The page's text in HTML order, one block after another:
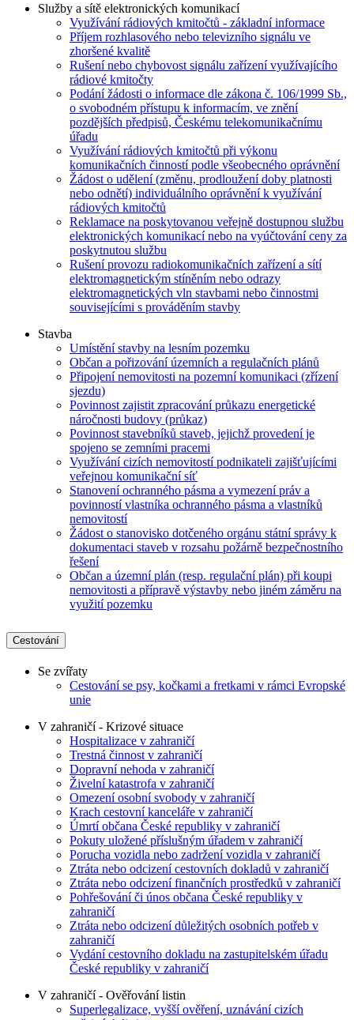
Služby a sítě elektronických komunikací
Využívání rádiových kmitočtů - základní informace
Příjem rozhlasového nebo televizního signálu ve
zhoršené kvalitě
Rušení nebo chybovost signálu zařízení využívajícího
rádiové kmitočty
Podání žádosti o informace dle zákona č. 106/1999 Sb.,
o svobodném přístupu k informacím, ve znění
pozdějších předpisů, Českému telekomunikačnímu
úřadu
Využívání rádiových kmitočtů při výkonu
komunikačních činností podle všeobecného oprávnění
Žádost o udělení (změnu, prodloužení doby platnosti
nebo odnětí) individuálního oprávnění k využívání
rádiových kmitočtů
Reklamace na poskytovanou veřejně dostupnou službu
elektronických komunikací nebo na vyúčtování ceny za
poskytnutou službu
Rušení provozu radiokomunikačních zařízení a sítí
elektromagnetickým stíněním nebo odrazy
elektromagnetických vln stavbami nebo činnostmi
souvisejícími s prováděním stavby
Stavba
Umístění stavby na lesním pozemku
Občan a pořizování územních a regulačních plánů
Připojení nemovitosti na pozemní komunikaci (zřízení
sjezdu)
Povinnost zajistit zpracování průkazu energetické
náročnosti budovy (průkaz)
Povinnost stavebníků staveb, jejichž provedení je
spojeno se zemními pracemi
Využívání cizích nemovitostí podnikateli zajišťujícími
veřejnou komunikační síť
Stanovení ochranného pásma a vymezení práv a
povinností vlastníka ochranného pásma a vlastníků
nemovitostí
Žádost o stanovisko dotčeného orgánu státní správy k
dokumentaci staveb v rozsahu požárně bezpečnostního
řešení
Občan a územní plán (resp. regulační plán) při koupi
nemovitosti a přípravě výstavby nebo jiném záměru na
využití pozemku
Cestování
Se zvířaty
Cestování se psy, kočkami a fretkami v rámci Evropské
unie
V zahraničí - Krizové situace
Hospitalizace v zahraničí
Trestná činnost v zahraničí
Dopravní nehoda v zahraničí
Živelní katastrofa v zahraničí
Omezení osobní svobody v zahraničí
Krach cestovní kanceláře v zahraničí
Úmrtí občana České republiky v zahraničí
Pokuty uložené příslušným úřadem v zahraničí
Porucha vozidla nebo zadržení vozidla v zahraničí
Ztráta nebo odcizení cestovních dokladů v zahraničí
Ztráta nebo odcizení finančních prostředků v zahraničí
Pohřešování či únos občana České republiky v
zahraničí
Ztráta nebo odcizení důležitých osobních potřeb v
zahraničí
Vydání cestovního dokladu na zastupitelském úřadu
České republiky v zahraničí
V zahraničí - Ověřování listin
Superlegalizace, vyšší ověření, uznávání cizích